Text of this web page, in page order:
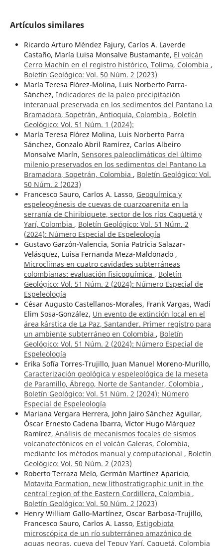
Artículos similares
Ricardo Arturo Méndez Fajury, Carlos A. Laverde
Castaño, María Luisa Monsalve Bustamante, El volcán
Cerro Machín en el registro histórico, Tolima, Colombia ,
Boletín Geológico: Vol. 50 Núm. 2 (2023)
María Teresa Flórez-Molina, Luis Norberto Parra-
Sánchez, Indicadores de la paleo precipitación
interanual preservada en los sedimentos del Pantano La
Bramadora, Sopetrán, Antioquia, Colombia , Boletín
Geológico: Vol. 51 Núm. 1 (2024):
María Teresa Flórez Molina, Luis Norberto Parra
Sánchez, Gonzalo Abril Ramírez, Carlos Albeiro
Monsalve Marín, Sensores paleoclimáticos del último
milenio preservados en los sedimentos del Pantano La
Bramadora, Sopetrán, Colombia , Boletín Geológico: Vol.
50 Núm. 2 (2023)
Francesco Sauro, Carlos A. Lasso, Geoquímica y
espeleogénesis de cuevas de cuarzoarenita en la
serranía de Chiribiquete, sector de los ríos Caquetá y
Yarí, Colombia , Boletín Geológico: Vol. 51 Núm. 2
(2024): Número Especial de Espeleología
Gustavo Garzón-Valencia, Sonia Patricia Salazar-
Velásquez, Luisa Fernanda Meza-Maldonado ,
Microclimas en cuatro cavidades subterráneas
colombianas: evaluación fisicoquímica , Boletín
Geológico: Vol. 51 Núm. 2 (2024): Número Especial de
Espeleología
César Augusto Castellanos-Morales, Frank Vargas, Wadi
Elim Sosa-González, Un evento de extinción local en el
área kárstica de La Paz, Santander. Primer registro para
un ambiente subterráneo en Colombia , Boletín
Geológico: Vol. 51 Núm. 2 (2024): Número Especial de
Espeleología
Erika Sofía Torres-Trujillo, Juan Manuel Moreno-Murillo,
Caracterización geológica y espeleológica de la meseta
de Paramillo, Ábrego, Norte de Santander, Colombia ,
Boletín Geológico: Vol. 51 Núm. 2 (2024): Número
Especial de Espeleología
Mariana Vergara Herrera, John Jairo Sánchez Aguilar,
Óscar Ernesto Cadena Ibarra, Víctor Hugo Márquez
Ramírez, Análisis de mecanismos focales de sismos
volcanotectónicos en el volcán Galeras, Colombia,
mediante los métodos manual y computacional , Boletín
Geológico: Vol. 50 Núm. 2 (2023)
Roberto Terraza Melo, Germán Martínez Aparicio,
Motavita Formation, new lithostratigraphic unit in the
central region of the Eastern Cordillera, Colombia ,
Boletín Geológico: Vol. 50 Núm. 2 (2023)
Henry William Gallo-Martínez, Oscar Barbosa-Trujillo,
Francesco Sauro, Carlos A. Lasso, Estigobiota
microscópica de un río subterráneo amazónico de
aguas negras, cueva del Tepuy Yarí, Caquetá, Colombia